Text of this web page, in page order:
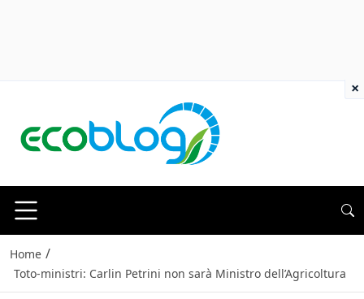
Home /
Toto-ministri: Carlin Petrini non sarà Ministro dell’Agricoltura
×